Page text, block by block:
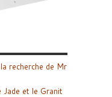
recherche de Mr
Jade et le Granit